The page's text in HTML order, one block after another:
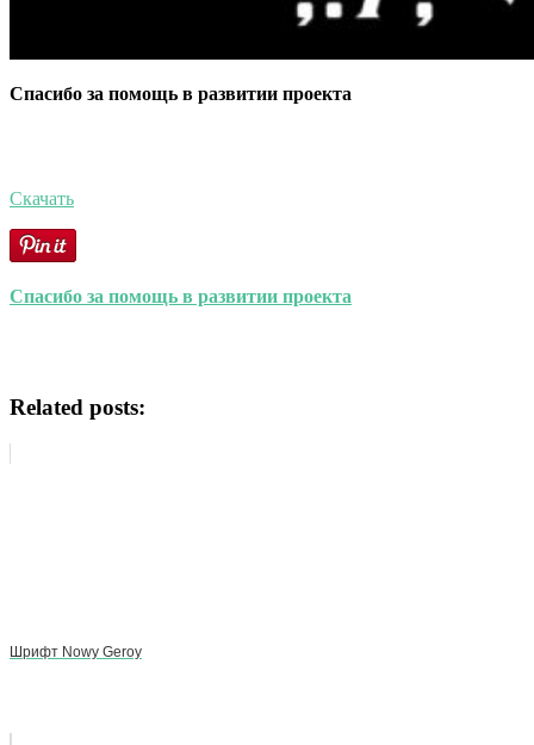
Спасибо за помощь в развитии проекта
Скачать
Спасибо за помощь в развитии проекта
Related posts:
Шрифт Nowy Geroy